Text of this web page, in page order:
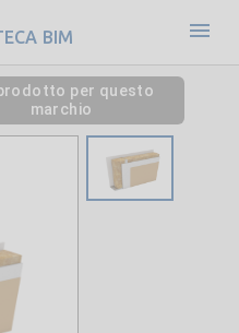
BIM
per questo
marchio